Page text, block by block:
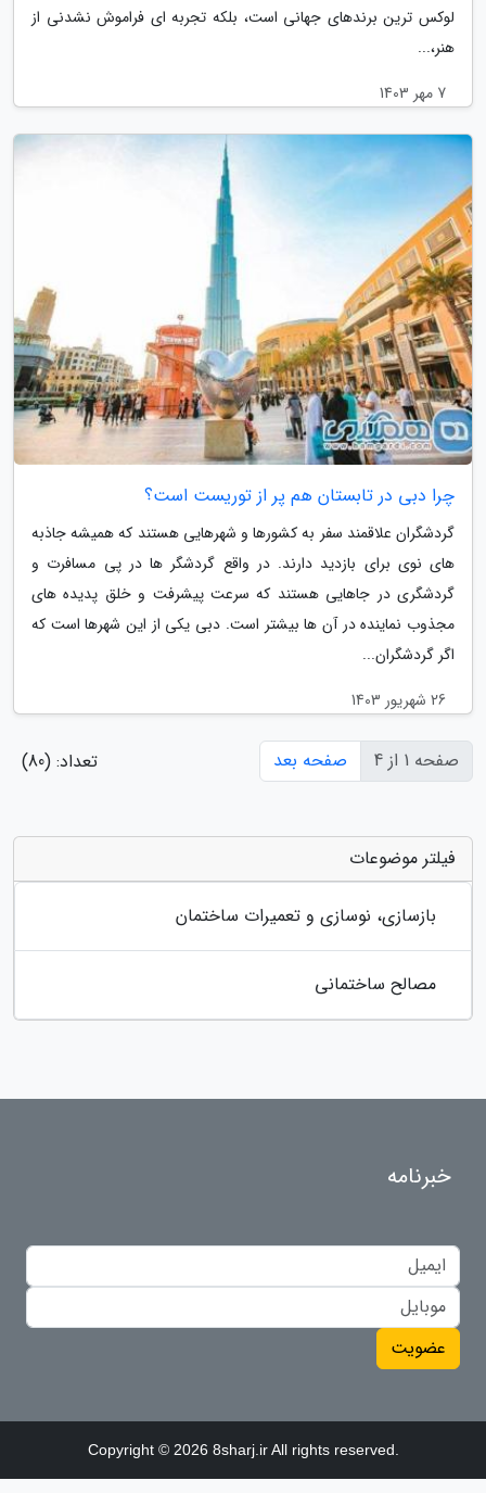
لوکس ترین برندهای جهانی است، بلکه تجربه ای فراموش نشدنی از
هنر،...
7 مهر 1403
چرا دبی در تابستان هم پر از توریست است؟
گردشگران علاقمند سفر به کشورها و شهرهایی هستند که همیشه جاذبه
های نوی برای بازدید دارند. در واقع گردشگر ها در پی مسافرت و
گردشگری در جاهایی هستند که سرعت پیشرفت و خلق پدیده های
مجذوب نماینده در آن ها بیشتر است. دبی یکی از این شهرها است که
اگر گردشگران...
26 شهریور 1403
صفحه 1 از 4 صفحه بعد تعداد: (80)
فیلتر موضوعات
بازسازی، نوسازی و تعمیرات ساختمان
مصالح ساختمانی
خبرنامه
عضویت
Copyright © 2026 8sharj.ir All rights reserved.